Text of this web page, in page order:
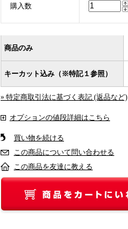
購入数
商品のみ
キーカット込み（※特記１参照）
» 特定商取引法に基づく表記 (返品など)
オプションの値段詳細はこちら
買い物を続ける
この商品について問い合わせる
この商品を友達に教える